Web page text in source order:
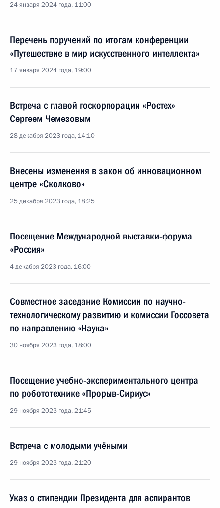
24 января 2024 года, 11:00
Перечень поручений по итогам конференции
«Путешествие в мир искусственного интеллекта»
17 января 2024 года, 19:00
Встреча с главой госкорпорации «Ростех»
Сергеем Чемезовым
28 декабря 2023 года, 14:10
Внесены изменения в закон об инновационном
центре «Сколково»
25 декабря 2023 года, 18:25
Посещение Международной выставки-форума
«Россия»
4 декабря 2023 года, 16:00
Совместное заседание Комиссии по научно-
технологическому развитию и комиссии Госсовета
по направлению «Наука»
30 ноября 2023 года, 18:00
Посещение учебно-экспериментального центра
по робототехнике «Прорыв-Сириус»
29 ноября 2023 года, 21:45
Встреча с молодыми учёными
29 ноября 2023 года, 21:20
Указ о стипендии Президента для аспирантов